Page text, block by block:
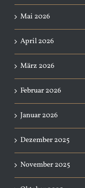
Mai 2026
April 2026
März 2026
Februar 2026
Januar 2026
Dezember 2025
November 2025